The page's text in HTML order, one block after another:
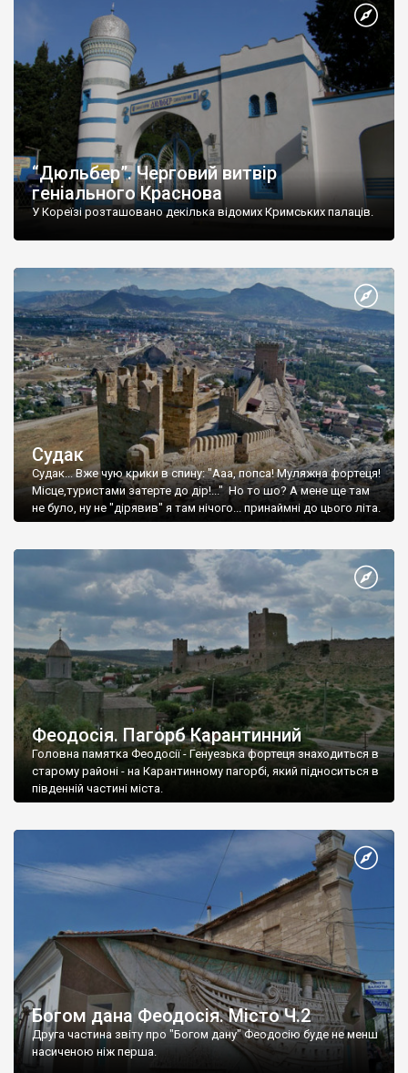
“Дюльбер”. Черговий витвір
геніального Краснова
У Кореїзі розташовано декілька відомих Кримських палаців.
Судак
Судак... Вже чую крики в спину: "Ааа, попса! Муляжна фортеця!
Місце,туристами затерте до дір!..." Но то шо? А мене ще там
не було, ну не "дірявив" я там нічого... принаймні до цього літа.
Феодосія. Пагорб Карантинний
Головна памятка Феодосії - Генуезька фортеця знаходиться в
старому районі - на Карантинному пагорбі, який підноситься в
південній частині міста.
Богом дана Феодосія. Місто Ч.2
Друга частина звіту про "Богом дану" Феодосію буде не менш
насиченою ніж перша.